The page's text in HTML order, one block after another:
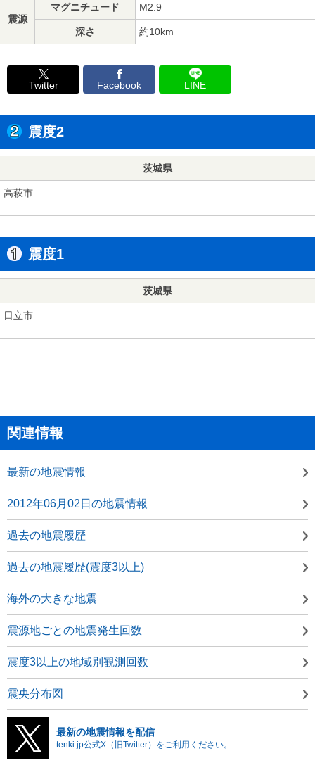
震源
マグニチュード M2.9
深さ 約10km
Twitter Facebook LINE
震度2
茨城県
高萩市
震度1
茨城県
日立市
関連情報
最新の地震情報
2012年06月02日の地震情報
過去の地震履歴
過去の地震履歴(震度3以上)
海外の大きな地震
震源地ごとの地震発生回数
震度3以上の地域別観測回数
震央分布図
最新の地震情報を配信
tenki.jp公式X（旧Twitter）をご利用ください。